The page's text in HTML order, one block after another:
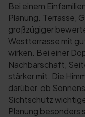
Bei einem
Planung. Terrasse,
großzügiger
Westterrasse mit
wirken. Bei einer
Nachbarschaft,
stärker mit. Die
darüber, ob
Sichtschutz
Planung besonders